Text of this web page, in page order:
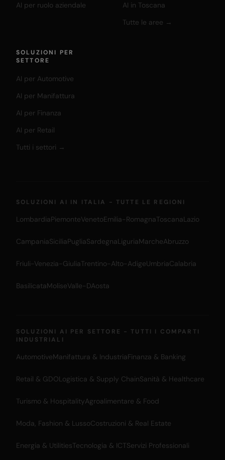
AI per ruolo aziendale
AI in Toscana
Tutte le aree →
SOLUZIONI PER
SETTORE
AI per Automotive
AI per Manifattura
AI per Finanza
AI per Retail
Tutti i settori →
SOLUZIONI AI IN ITALIA - TUTTE LE REGIONI
LombardiaPiemonteVenetoEmilia-RomagnaToscanaLazio
CampaniaSiciliaPugliaSardegnaLiguriaMarcheAbruzzo
Friuli-Venezia-GiuliaTrentino-Alto-AdigeUmbriaCalabria
BasilicataMoliseValle-DAosta
SOLUZIONI AI PER SETTORE - TUTTI I COMPARTI
INDUSTRIALI
AutomotiveManifattura & IndustriaFinanza & Banking
Retail & GDOLogistica & Supply ChainSanità & Healthcare
Turismo & HospitalityAgroalimentare & Food
Moda, Fashion & LussoCostruzioni & Real Estate
Energia & UtilitiesTecnologia & ICTServizi Professionali